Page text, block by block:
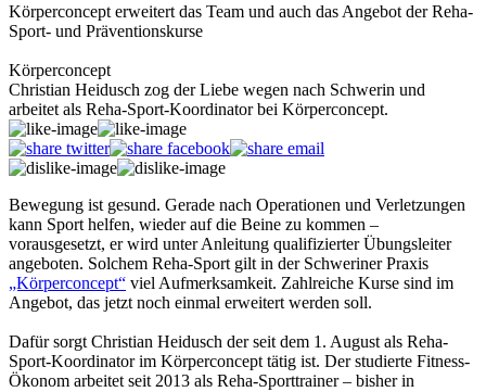
Körperconcept erweitert das Team und auch das Angebot der Reha-
Sport- und Präventionskurse
Körperconcept
Christian Heidusch zog der Liebe wegen nach Schwerin und
arbeitet als Reha-Sport-Koordinator bei Körperconcept.
Bewegung ist gesund. Gerade nach Operationen und Verletzungen
kann Sport helfen, wieder auf die Beine zu kommen –
vorausgesetzt, er wird unter Anleitung qualifizierter Übungsleiter
angeboten. Solchem Reha-Sport gilt in der Schweriner Praxis
„Körperconcept“ viel Aufmerksamkeit. Zahlreiche Kurse sind im
Angebot, das jetzt noch einmal erweitert werden soll.
Dafür sorgt Christian Heidusch der seit dem 1. August als Reha-
Sport-Koordinator im Körperconcept tätig ist. Der studierte Fitness-
Ökonom arbeitet seit 2013 als Reha-Sporttrainer – bisher in